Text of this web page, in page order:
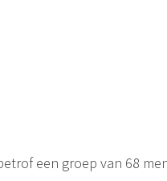
een groep van 68